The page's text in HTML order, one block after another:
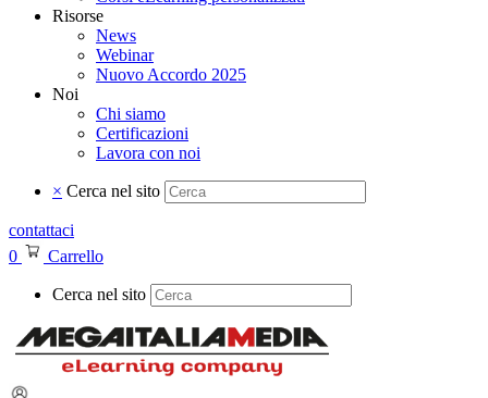
Risorse
News
Webinar
Nuovo Accordo 2025
Noi
Chi siamo
Certificazioni
Lavora con noi
× Cerca nel sito
contattaci
0
Carrello
Cerca nel sito